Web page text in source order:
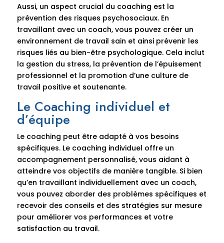
Aussi, un aspect crucial du coaching est la
prévention des risques psychosociaux. En
travaillant avec un coach, vous pouvez créer un
environnement de travail sain et ainsi prévenir les
risques liés au bien-être psychologique. Cela inclut
la gestion du stress, la prévention de l’épuisement
professionnel et la promotion d’une culture de
travail positive et soutenante.
Le Coaching individuel et
d’équipe
Le coaching peut être adapté à vos besoins
spécifiques. Le coaching individuel offre un
accompagnement personnalisé, vous aidant à
atteindre vos objectifs de manière tangible. Si bien
qu’en travaillant individuellement avec un coach,
vous pouvez aborder des problèmes spécifiques et
recevoir des conseils et des stratégies sur mesure
pour améliorer vos performances et votre
satisfaction au travail.